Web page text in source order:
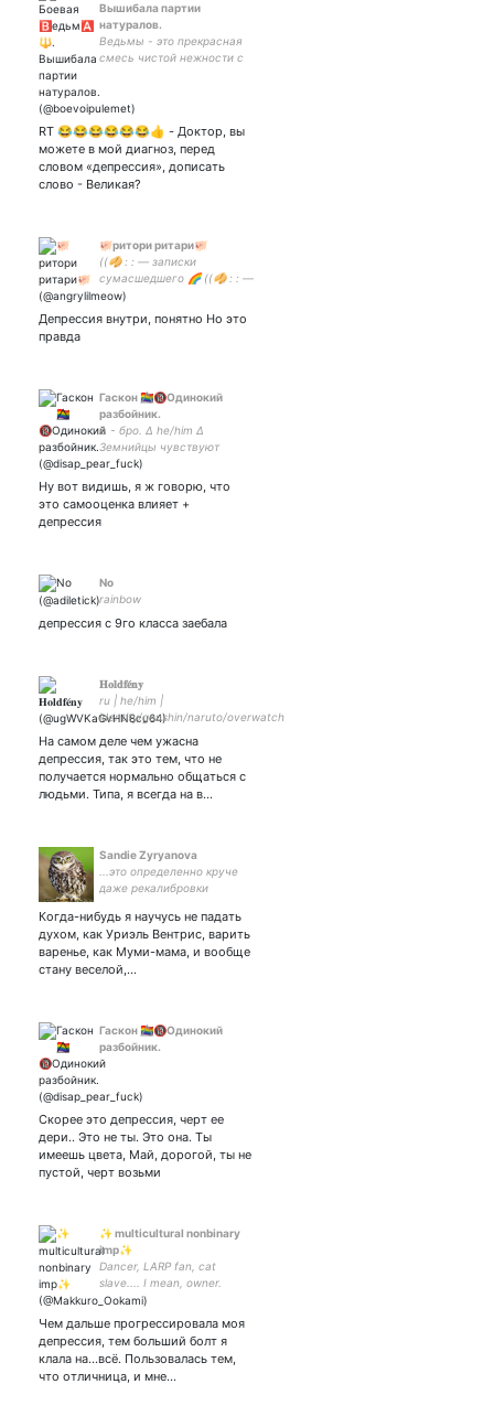
Вышибала партии
натуралов.
Ведьмы - это прекрасная
смесь чистой нежности с
RT 😂😂😂😂😂😂👍 - Доктор, вы
можете в мой диагноз, перед
словом «депрессия», дописать
слово - Великая?
🐖ритори ритари🐖
((🥠 : : — записки
сумасшедшего 🌈 ((🥠 : : —
стараюсь быть позитивной
— Юнги как смысл жизни
Депрессия внутри, понятно Но это
правда
Гаскон 🏳️‍🌈⃤🔞Одинокий
разбойник.
∆ - бро. ∆ he/him ∆
Земнийцы чувствуют
только боль. ∆ You never
🇷🇺🇩🇪 ∆ Только искренность
имеет смысл.
Ну вот видишь, я ж говорю, что
это самооценка влияет +
депрессия
No
rainbow
депрессия с 9го класса заебала
𝐇𝐨𝐥𝐝𝐟𝐞́𝐧𝐲
ru | he/him |
identity/genshin/naruto/overwatch
На самом деле чем ужасна
депрессия, так это тем, что не
получается нормально общаться с
людьми. Типа, я всегда на в…
Sandie Zyryanova
...это определенно круче
даже рекалибровки
Когда-нибудь я научусь не падать
духом, как Уриэль Вентрис, варить
варенье, как Муми-мама, и вообще
стану веселой,…
Гаскон 🏳️‍🌈⃤🔞Одинокий
разбойник.
Скорее это депрессия, черт ее
дери.. Это не ты. Это она. Ты
имеешь цвета, Май, дорогой, ты не
пустой, черт возьми
✨ multicultural nonbinary
imp✨
Dancer, LARP fan, cat
slave.... I mean, owner.
She/They/Him 🇷🇺 ещё
без него.
Чем дальше прогрессировала моя
депрессия, тем больший болт я
клала на...всё. Пользовалась тем,
что отличница, и мне…